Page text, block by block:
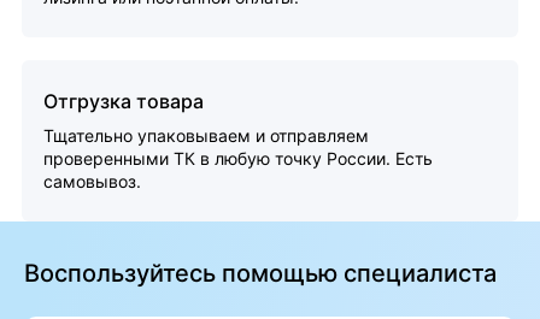
Отгрузка товара
Тщательно упаковываем и отправляем
проверенными ТК в любую точку России. Есть
самовывоз.
Воспользуйтесь помощью специалиста